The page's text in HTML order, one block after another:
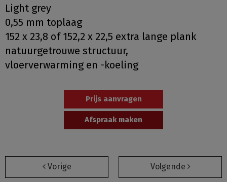
Light grey
0,55 mm toplaag
152 x 23,8 of 152,2 x 22,5 extra lange plank
natuurgetrouwe structuur,
vloerverwarming en -koeling
Prijs aanvragen
Afspraak maken
Vorige Volgende